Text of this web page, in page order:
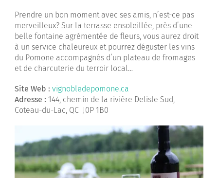
Prendre un bon moment avec ses amis, n’est-ce pas
merveilleux? Sur la terrasse ensoleillée, près d’une
belle fontaine agrémentée de fleurs, vous aurez droit
à un service chaleureux et pourrez déguster les vins
du Pomone accompagnés d’un plateau de fromages
et de charcuterie du terroir local…
Site Web : vignobledepomone.ca
Adresse : 144, chemin de la rivière Delisle Sud,
Coteau-du-Lac, QC J0P 1B0